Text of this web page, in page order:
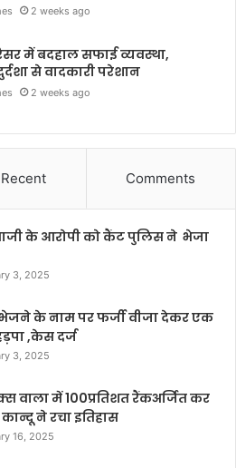
2 weeks ago
में बदहाल सफाई व्यवस्था,
से वादकारी परेशान
2 weeks ago
Recent Comments
के आरोपी को कैंट पुलिस ने भेजा
3, 2025
के नाम पर फर्जी वीजा देकर एक
,केस दर्ज
3, 2025
वाला में 100प्रतिशत रैंकअर्जित कर
ने रचा इतिहास
16, 2025